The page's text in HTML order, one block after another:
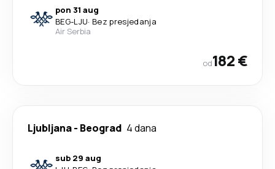
pon 31 aug
BEG-LJU· Bez presjedanja
Air Serbia
od182 €
Ljubljana- Beograd 4 dana
sub 29 aug